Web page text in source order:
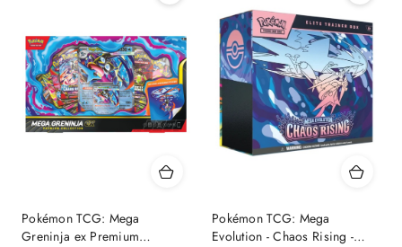
Pokémon TCG: Mega
Greninja ex Premium
Pokémon TCG: Mega
Evolution - Chaos Rising -